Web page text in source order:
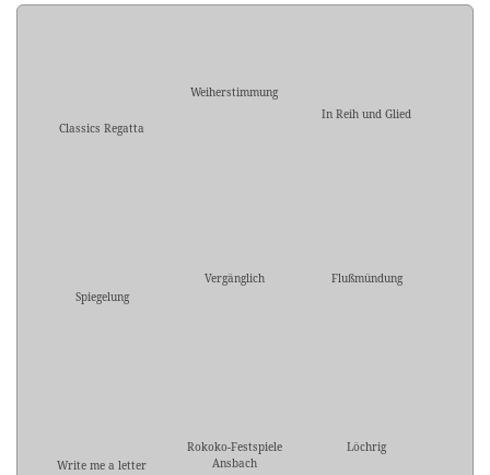
Classics Regatta
Weiherstimmung
In Reih und Glied
Spiegelung
Vergänglich Flußmündung
Write me a letter
Rokoko-Festspiele
Ansbach
Löchrig